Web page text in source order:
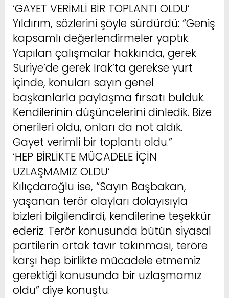
‘GAYET VERİMLİ BİR TOPLANTI OLDU’
Yıldırım, sözlerini şöyle sürdürdü: “Geniş
kapsamlı değerlendirmeler yaptık.
Yapılan çalışmalar hakkında, gerek
Suriye’de gerek Irak’ta gerekse yurt
içinde, konuları sayın genel
başkanlarla paylaşma fırsatı bulduk.
Kendilerinin düşüncelerini dinledik. Bize
önerileri oldu, onları da not aldık.
Gayet verimli bir toplantı oldu.”
‘HEP BİRLİKTE MÜCADELE İÇİN
UZLAŞMAMIZ OLDU’
Kılıçdaroğlu ise, “Sayın Başbakan,
yaşanan terör olayları dolayısıyla
bizleri bilgilendirdi, kendilerine teşekkür
ederiz. Terör konusunda bütün siyasal
partilerin ortak tavır takınması, teröre
karşı hep birlikte mücadele etmemiz
gerektiği konusunda bir uzlaşmamız
oldu” diye konuştu.